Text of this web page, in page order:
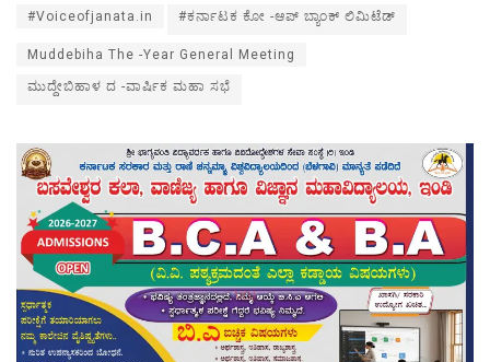
#Voiceofjanata.in #ಕರ್ನಾಟಕ ಕೋ -ಆಪ್ ಬ್ಯಾಂಕ್ ಲಿಮಿಟೆಡ್
Muddebiha The -Year General Meeting
ಮುದ್ದೇಬಿಹಾಳ ದ -ವಾರ್ಷಿಕ ಮಹಾ ಸಭೆ